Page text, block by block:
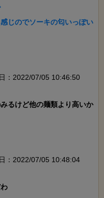
じのでソーキの匂いっぽい
：2022/07/05 10:46:50
るけど他の麺類より高いか
：2022/07/05 10:48:04